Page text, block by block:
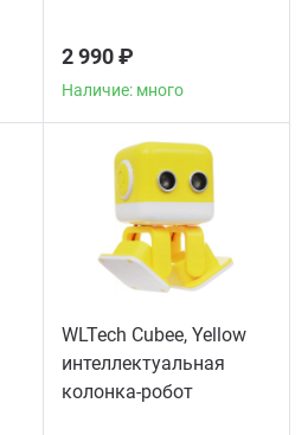
2 990 ₽
Наличие: много
WLTech Cubee, Yellow
интеллектуальная
колонка-робот